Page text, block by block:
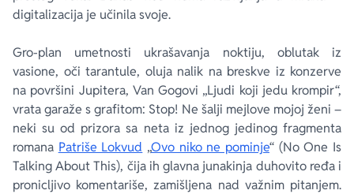
digitalizacija je učinila svoje.
Gro-plan umetnosti ukrašavanja noktiju, oblutak iz
vasione, oči tarantule, oluja nalik na breskve iz konzerve
na površini Jupitera, Van Gogovi „Ljudi koji jedu krompir“,
vrata garaže s grafitom: Stop! Ne šalji mejlove mojoj ženi –
neki su od prizora sa neta iz jednog jedinog fragmenta
romana Patriše Lokvud „Ovo niko ne pominje“ (No One Is
Talking About This), čija ih glavna junakinja duhovito ređa i
pronicljivo komentariše, zamišljena nad važnim pitanjem.